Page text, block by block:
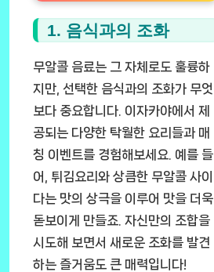
1. 음식과의 조화
무알콜 음료는 그 자체로도 훌륭하
지만, 선택한 음식과의 조화가 무엇
보다 중요합니다. 이자카야에서 제
공되는 다양한 탁월한 요리들과 매
칭 이벤트를 경험해보세요. 예를 들
어, 튀김요리와 상큼한 무알콜 사이
다는 맛의 상극을 이루어 맛을 더욱
돋보이게 만들죠. 자신만의 조합을
시도해 보면서 새로운 조화를 발견
하는 즐거움도 큰 매력입니다!